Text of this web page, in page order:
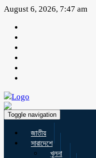
August 6, 2026, 7:47 am
Toggle navigation
জাতীয়
সারাদেশে
খুলনা